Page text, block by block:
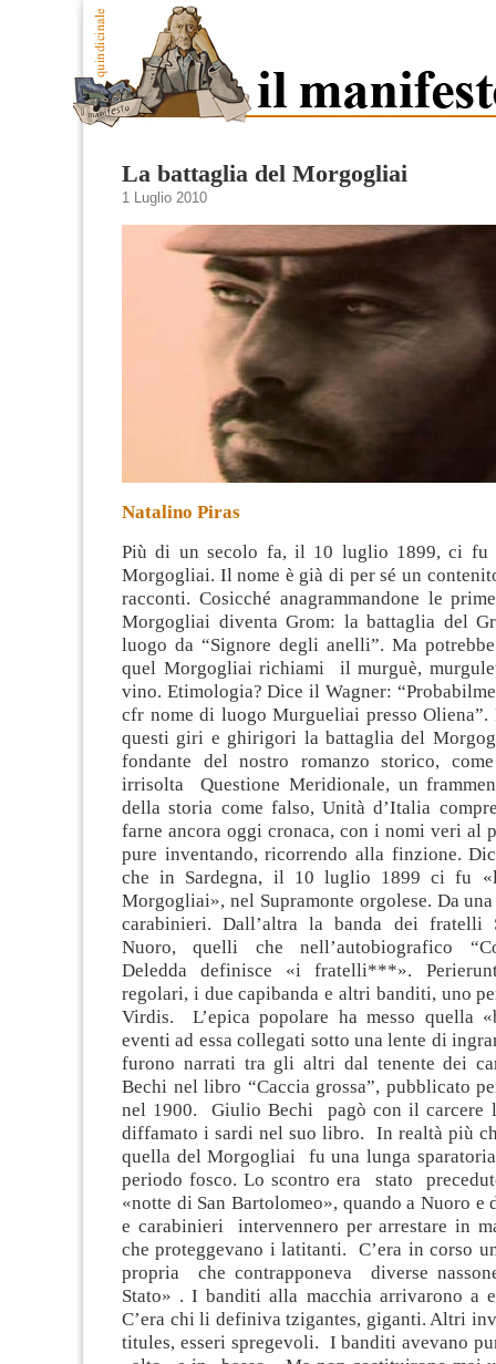
La battaglia del Morgogliai
1 Luglio 2010
Natalino Piras
Più di un secolo fa, il 10 luglio 1899, ci fu
Morgogliai. Il nome è già di per sé un
racconti. Cosicché anagrammandone le
Morgogliai diventa Grom: la battaglia del
luogo da “Signore degli anelli”. Ma
quel Morgogliai richiami il murguè,
vino. Etimologia? Dice il Wagner:
cfr nome di luogo Murgueliai presso
questi giri e ghirigori la battaglia del
fondante del nostro romanzo storico,
irrisolta Questione Meridionale, un
della storia come falso, Unità d’Italia
farne ancora oggi cronaca, con i nomi veri al
pure inventando, ricorrendo alla finzione.
che in Sardegna, il 10 luglio 1899 ci fu
Morgogliai», nel Supramonte orgolese. Da
carabinieri. Dall’altra la banda dei fratelli
Nuoro, quelli che nell’autobiografico
Deledda definisce «i fratelli***».
regolari, i due capibanda e altri banditi, uno
Virdis. L’epica popolare ha messo quella
eventi ad essa collegati sotto una lente di
furono narrati tra gli altri dal tenente dei
Bechi nel libro “Caccia grossa”, pubblicato
nel 1900. Giulio Bechi pagò con il carcere
diffamato i sardi nel suo libro. In realtà più
quella del Morgogliai fu una lunga
periodo fosco. Lo scontro era stato
«notte di San Bartolomeo», quando a Nuoro e
e carabinieri intervennero per arrestare in
che proteggevano i latitanti. C’era in corso
propria che contrapponeva diverse
Stato» . I banditi alla macchia arrivarono a
C’era chi li definiva tzigantes, giganti. Altri
titules, esseri spregevoli. I banditi avevano